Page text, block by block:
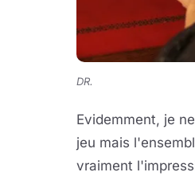
DR.
Evidemment, je
jeu mais
vraiment